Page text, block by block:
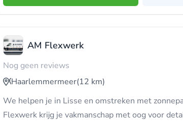
AM Flexwerk
Nog geen reviews
Haarlemmermeer(12 km)
We helpen je in Lisse en omstreken met
Flexwerk krijg je vakmanschap met oog voor